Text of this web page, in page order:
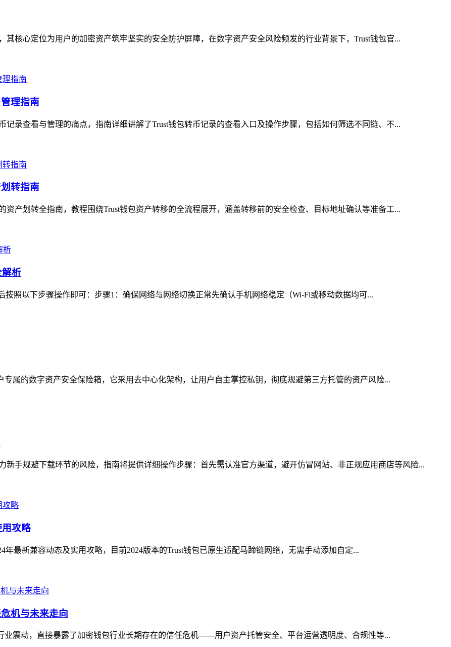
其核心定位为用户的加密资产筑牢坚实的安全防护屏障，在数字资产安全风险频发的行业背景下，Trust钱包官...
理指南
记录查看与管理的痛点，指南详细讲解了Trust钱包转币记录的查看入口及操作步骤，包括如何筛选不同链、不...
转指南
资产划转全指南，教程围绕Trust钱包资产转移的全流程展开，涵盖转移前的安全检查、目标地址确认等准备工...
析
按照以下步骤操作即可：步骤1：确保网络与网络切换正常先确认手机网络稳定（Wi-Fi或移动数据均可...
专属的数字资产安全保险箱，它采用去中心化架构，让用户自主掌控私钥，彻底规避第三方托管的资产风险...
新手规避下载环节的风险，指南将提供详细操作步骤：首先需认准官方渠道，避开仿冒网站、非正规应用商店等风险...
攻略
年最新兼容动态及实用攻略，目前2024版本的Trust钱包已原生适配马蹄链网络，无需手动添加自定...
机与未来走向
业震动，直接暴露了加密钱包行业长期存在的信任危机——用户资产托管安全、平台运营透明度、合规性等...